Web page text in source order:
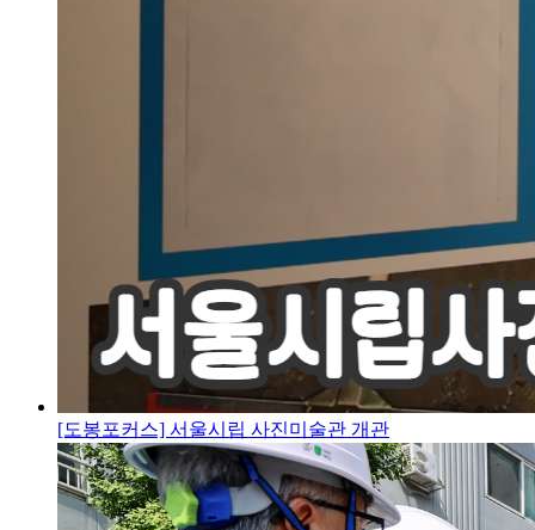
[도봉포커스] 서울시립 사진미술관 개관